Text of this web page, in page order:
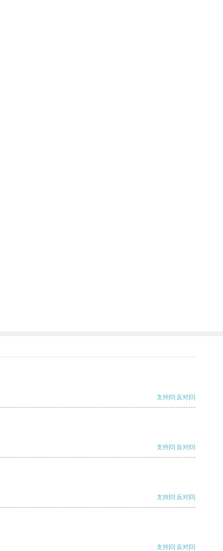
支持[0] 反对[0]
支持[0] 反对[0]
支持[0] 反对[0]
支持[0] 反对[0]